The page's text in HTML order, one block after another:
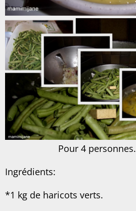
Pour 4 personnes.
Ingrédients:
*1 kg de haricots verts.